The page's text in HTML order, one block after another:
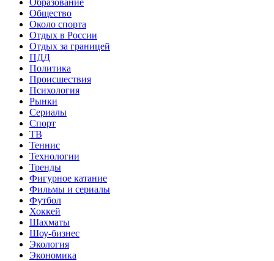
Общество
Около спорта
Отдых в России
Отдых за границей
ПДД
Политика
Происшествия
Психология
Рынки
Сериалы
Спорт
ТВ
Теннис
Технологии
Тренды
Фигурное катание
Фильмы и сериалы
Футбол
Хоккей
Шахматы
Шоу-бизнес
Экология
Экономика